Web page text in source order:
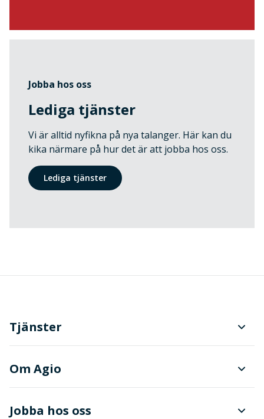
Jobba hos oss
Lediga tjänster
Vi är alltid nyfikna på nya talanger. Här kan du
kika närmare på hur det är att jobba hos oss.
Lediga tjänster
Tjänster
Planering och produktionsstyrning
Om Agio
Finanser
Jobba hos oss